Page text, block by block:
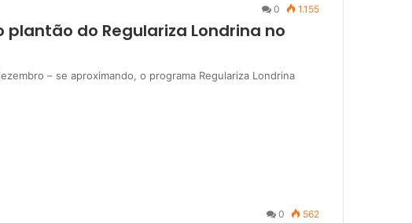
0 1.155
do Regulariza Londrina no
– se aproximando, o programa Regulariza Londrina
0 562